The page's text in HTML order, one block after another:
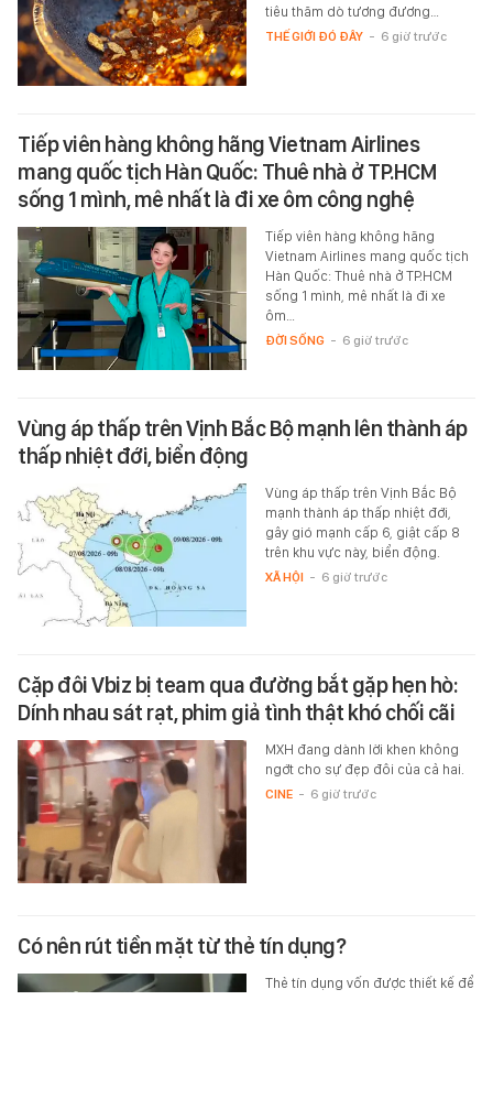
tiêu thăm dò tương đương…
THẾ GIỚI ĐÓ ĐÂY - 6 giờ trước
Tiếp viên hàng không hãng Vietnam Airlines
mang quốc tịch Hàn Quốc: Thuê nhà ở TP.HCM
sống 1 mình, mê nhất là đi xe ôm công nghệ
Tiếp viên hàng không hãng
Vietnam Airlines mang quốc tịch
Hàn Quốc: Thuê nhà ở TP.HCM
sống 1 mình, mê nhất là đi xe
ôm…
ĐỜI SỐNG - 6 giờ trước
Vùng áp thấp trên Vịnh Bắc Bộ mạnh lên thành áp
thấp nhiệt đới, biển động
Vùng áp thấp trên Vịnh Bắc Bộ
mạnh thành áp thấp nhiệt đới,
gây gió mạnh cấp 6, giật cấp 8
trên khu vực này, biển động.
XÃ HỘI - 6 giờ trước
Cặp đôi Vbiz bị team qua đường bắt gặp hẹn hò:
Dính nhau sát rạt, phim giả tình thật khó chối cãi
MXH đang dành lời khen không
ngớt cho sự đẹp đôi của cả hai.
CINE - 6 giờ trước
Có nên rút tiền mặt từ thẻ tín dụng?
Thẻ tín dụng vốn được thiết kế để